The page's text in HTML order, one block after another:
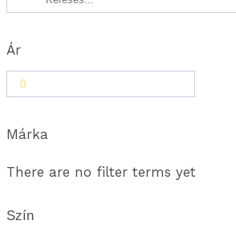
Ár
Márka
There are no filter terms yet
Szín